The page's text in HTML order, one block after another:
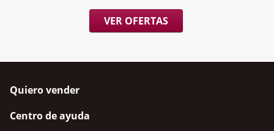
VER OFERTAS
Quiero vender
Centro de ayuda